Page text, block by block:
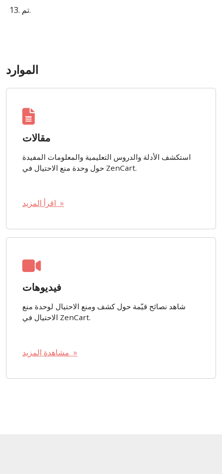
تم.
الموارد
مقالات
استكشف الأدلة والدروس التعليمية والمعلومات المفيدة
حول وحدة منع الاحتيال في ZenCart.
اقرأ المزيد »
فيديوهات
شاهد نصائح قيّمة حول كشف ومنع الاحتيال لوحدة منع
الاحتيال في ZenCart.
مشاهدة المزيد »